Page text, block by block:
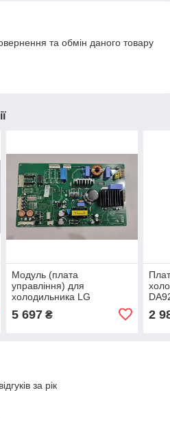
та обмін даного товару
Модуль (плата
управління) для
холодильника LG
5 697₴ 2
за рік